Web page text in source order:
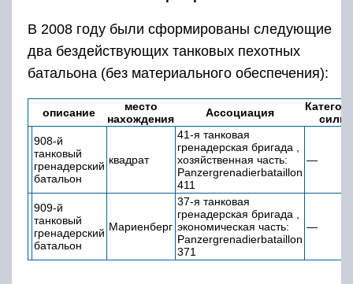
В 2008 году были сформированы следующие
два бездействующих танковых пехотных
батальона (без материального обеспечения):
описание
место
нахождения
Ассоциация
силы
908-й
танковый
гренадерский
батальон
квадрат
41-я танковая
гренадерская бригада ,
хозяйственная часть:
Panzergrenadierbataillon
411
—
909-й
танковый
гренадерский
батальон
Мариенберг
37-я танковая
гренадерская бригада ,
экономическая часть:
Panzergrenadierbataillon
371
—